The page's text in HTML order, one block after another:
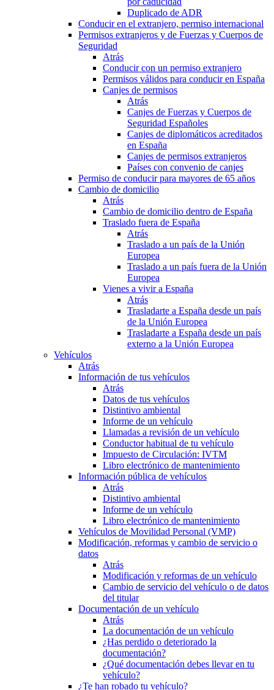
Duplicado de ADR
Conducir en el extranjero, permiso internacional
Permisos extranjeros y de Fuerzas y Cuerpos de
Seguridad
Atrás
Conducir con un permiso extranjero
Permisos válidos para conducir en España
Canjes de permisos
Atrás
Canjes de Fuerzas y Cuerpos de
Seguridad Españoles
Canjes de diplomáticos acreditados
en España
Canjes de permisos extranjeros
Países con convenio de canjes
Permiso de conducir para mayores de 65 años
Cambio de domicilio
Atrás
Cambio de domicilio dentro de España
Traslado fuera de España
Atrás
Traslado a un país de la Unión
Europea
Traslado a un país fuera de la Unión
Europea
Vienes a vivir a España
Atrás
Trasladarte a España desde un país
de la Unión Europea
Trasladarte a España desde un país
externo a la Unión Europea
Vehículos
Atrás
Información de tus vehículos
Atrás
Datos de tus vehículos
Distintivo ambiental
Informe de un vehículo
Llamadas a revisión de un vehículo
Conductor habitual de tu vehículo
Impuesto de Circulación: IVTM
Libro electrónico de mantenimiento
Información pública de vehículos
Atrás
Distintivo ambiental
Informe de un vehículo
Libro electrónico de mantenimiento
Vehículos de Movilidad Personal (VMP)
Modificación, reformas y cambio de servicio o
datos
Atrás
Modificación y reformas de un vehículo
Cambio de servicio del vehículo o de datos
del titular
Documentación de un vehículo
Atrás
La documentación de un vehículo
¿Has perdido o deteriorado la
documentación?
¿Qué documentación debes llevar en tu
vehículo?
¿Te han robado tu vehículo?